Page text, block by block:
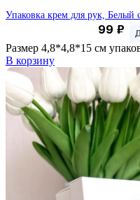
Упаковка крем для рук, Белый
99 ₽
Размер 4,8*4,8*15 см
В корзину